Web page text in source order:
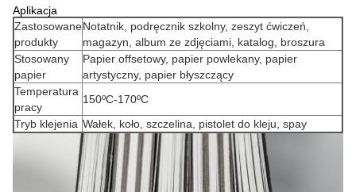
Aplikacja
Zastosowane
produkty
Notatnik, podręcznik szkolny, zeszyt ćwiczeń,
magazyn, album ze zdjęciami, katalog, broszura
Stosowany
papier
Papier offsetowy, papier powlekany, papier
artystyczny, papier błyszczący
Temperatura
pracy
150ºC-170ºC
Tryb klejenia Wałek, koło, szczelina, pistolet do kleju, spay